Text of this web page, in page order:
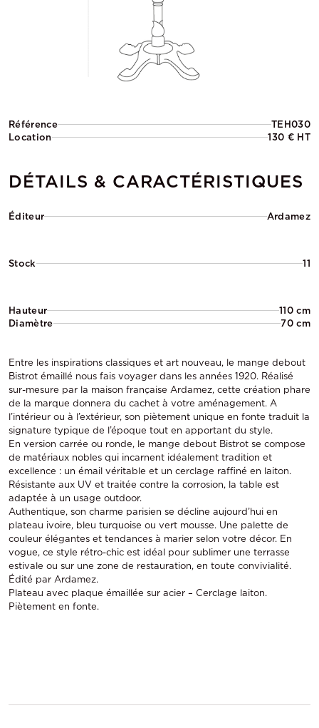
Référence
TEH030
Location
130 € HT
DÉTAILS & CARACTÉRISTIQUES
Éditeur Ardamez
Stock 11
Hauteur
110 cm
Diamètre
70 cm
Entre les inspirations classiques et art nouveau, le mange debout
Bistrot émaillé nous fais voyager dans les années 1920. Réalisé
sur-mesure par la maison française Ardamez, cette création phare
de la marque donnera du cachet à votre aménagement. A
l’intérieur ou à l’extérieur, son piètement unique en fonte traduit la
signature typique de l’époque tout en apportant du style.
En version carrée ou ronde, le mange debout Bistrot se compose
de matériaux nobles qui incarnent idéalement tradition et
excellence : un émail véritable et un cerclage raffiné en laiton.
Résistante aux UV et traitée contre la corrosion, la table est
adaptée à un usage outdoor.
Authentique, son charme parisien se décline aujourd’hui en
plateau ivoire, bleu turquoise ou vert mousse. Une palette de
couleur élégantes et tendances à marier selon votre décor. En
vogue, ce style rétro-chic est idéal pour sublimer une terrasse
estivale ou sur une zone de restauration, en toute convivialité.
Édité par Ardamez.
Plateau avec plaque émaillée sur acier – Cerclage laiton.
Piètement en fonte.